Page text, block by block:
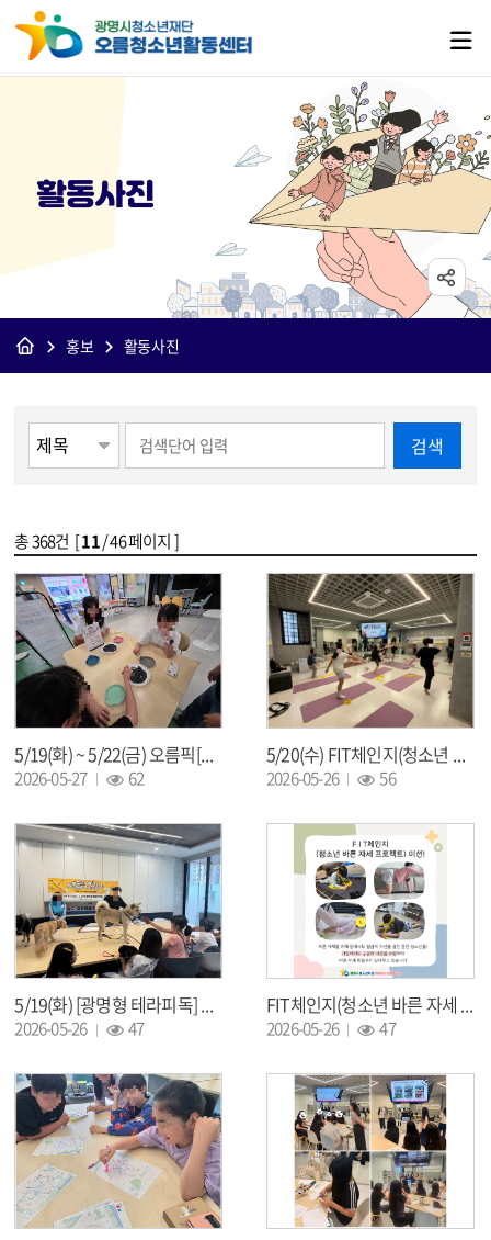
활동사진
홍보 활동사진
검색
총368건 [11/ 46 페이지 ]
5/19(화) ~ 5/22(금) 오름픽[오름 올림픽] 5월 오름 건강 충전주간 - 건강UP! 스포츠챌린지
2026-05-27 62
5/20(수) FIT체인지(청소년 바른 자세 프로젝트) 6회차
2026-05-26 56
5/19(화) [광명형 테라피독] 동물교감 심리치유 화요반 2회차
2026-05-26 47
FIT체인지(청소년 바른 자세 프로젝트) 미션
2026-05-26 47